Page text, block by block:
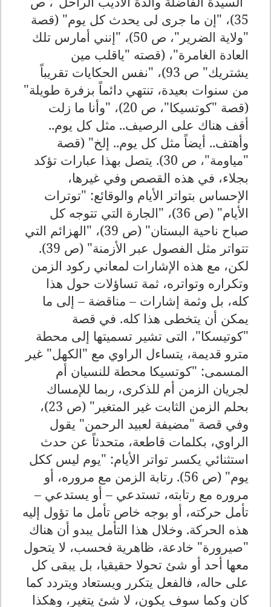
35)، "إن ما جرى لى يحدث كل يوم" (قصة
"ولاية الضرير"، ص 50)، "إنني أمارس تلك
العادة الغامرة"، (قصته "ياقلب مين
يشتريك" ص 93)، "نفس الحكايات تقريباً
من سنوات بعيدة، تنتهي دائماً بزفرة طويلة"
(قصة "كوتسيكا"، ص 20)، "وأنا ما زلت
أقف هناك على الرصيف.. مثل كل يوم..
وأهتف.. أيضاً مثل كل يوم.. إلخ" (قصة
"مياومة"، ص 30). يتصل بهذا عبارات تؤكد
بجلاء، في هذه القصص وفي غيرها،
الإحساس بتواتر الأيام والوقائع: "توترات
الأيام" (ص 36)، "الجارة التي تتوجه كل
صباح ناحية البستان" (ص 39)، "الهزائم التي
تتواتر مثل الفصول عبر الأزمنة" (ص 39)
.
لكن، مع هذه الإشارات لمعاني ركود الزمن
وتكراره وتواتره، ثمة تساؤلات حول هذا
كله، بل وثمة إشارات – مناقضة – إلى ما
يمكن أن يتخطى هذا كله. في قصة
"كوتيسكا"، التى تشير تسميتها إلى محطة
مترو قديمة، يتساءل الراوي مع "الكهل" غير
المسمى: "كوتسيكا محطة للنسيان أم
لجريان الزمن أم للذكرى، ربما للإمساك
بحلم الزمن الثابت غير المتغير" (ص 23)،
وفي قصة "مضيفة لعبيد الرحمن" يقول
الراوي، بكلمات قاطعة، متحدثاً عن حدث
استثنائي يكسر تواتر الأيام: "يوم ليس ككل
يوم" (ص 56). رتابة الزمن مع مروره، أو
مروره مع رتابته، تستدعي – أو يستدعي –
تأمل حركته، أو بوجه خاص تأمل ما تؤول إليه
هذه الحركة. وخلال هذا التأمل يبدو أن هناك
"صيرورة" خادعة، ظاهرية فحسب، لا يتحول
معها أحد أو شئ تحولا حقيقيا، بل يبقى كل
على حاله، فالفعل يتكرر ويستعاد ويتردد كما
كان وكما سوف يكون، لا شئ يتغير، وهكذا